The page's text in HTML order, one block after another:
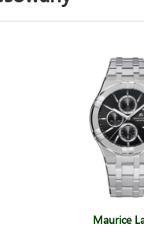
Maurice